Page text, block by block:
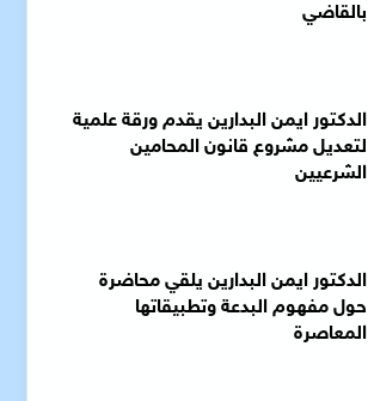
بالقاضي
الدكتور ايمن البدارين يقدم ورقة علمية
لتعديل مشروع قانون المحامين
الشرعيين
الدكتور ايمن البدارين يلقي محاضرة
حول مفهوم البدعة وتطبيقاتها
المعاصرة